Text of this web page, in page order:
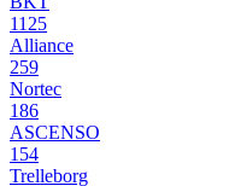
1125
Alliance
259
Nortec
186
ASCENSO
154
Trelleborg